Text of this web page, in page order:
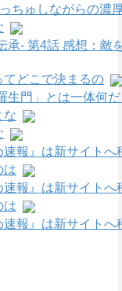
ちゅしながらの濃
- 第4話 感想：敵
どこで決まるの
生門」とは一体何
な
速報』は新サイトへ
は
速報』は新サイトへ
は
速報』は新サイトへ